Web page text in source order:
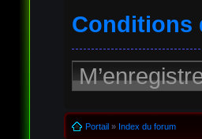
Conditions
Portail» Index du forum